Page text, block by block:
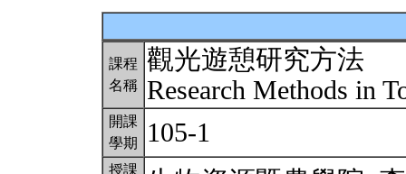
課程
名稱
觀光遊憩研究方法
Research Methods in
開課
學期
105-1
授課